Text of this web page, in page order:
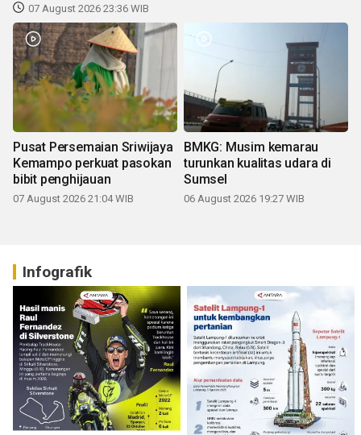
07 August 2026 23:36 WIB
Pusat Persemaian Sriwijaya
Kemampo perkuat pasokan
bibit penghijauan
07 August 2026 21:04 WIB
BMKG: Musim kemarau
turunkan kualitas udara di
Sumsel
06 August 2026 19:27 WIB
Infografik